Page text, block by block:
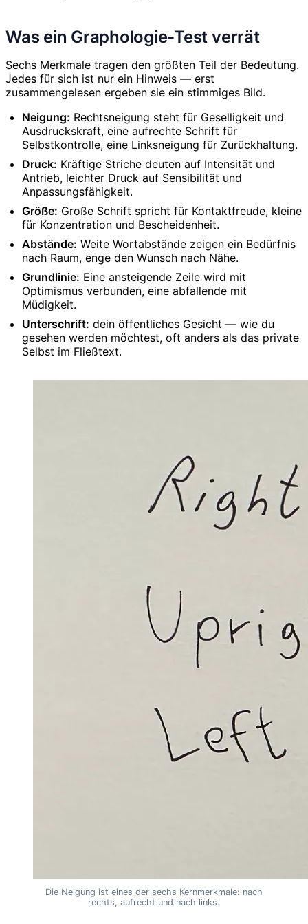
Was ein Graphologie-Test verrät
Sechs Merkmale tragen den größten Teil der Bedeutung.
Jedes für sich ist nur ein Hinweis — erst
zusammengelesen ergeben sie ein stimmiges Bild.
Neigung: Rechtsneigung steht für Geselligkeit und
Ausdruckskraft, eine aufrechte Schrift für
Selbstkontrolle, eine Linksneigung für Zurückhaltung.
Druck: Kräftige Striche deuten auf Intensität und
Antrieb, leichter Druck auf Sensibilität und
Anpassungsfähigkeit.
Größe: Große Schrift spricht für Kontaktfreude, kleine
für Konzentration und Bescheidenheit.
Abstände: Weite Wortabstände zeigen ein Bedürfnis
nach Raum, enge den Wunsch nach Nähe.
Grundlinie: Eine ansteigende Zeile wird mit
Optimismus verbunden, eine abfallende mit
Müdigkeit.
Unterschrift: dein öffentliches Gesicht — wie du
gesehen werden möchtest, oft anders als das private
Selbst im Fließtext.
Die Neigung ist eines der sechs Kernmerkmale: nach
rechts, aufrecht und nach links.